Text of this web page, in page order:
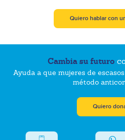
Quiero hablar con
Cambia su futuro
Ayuda a que mujeres de
método
Quiero